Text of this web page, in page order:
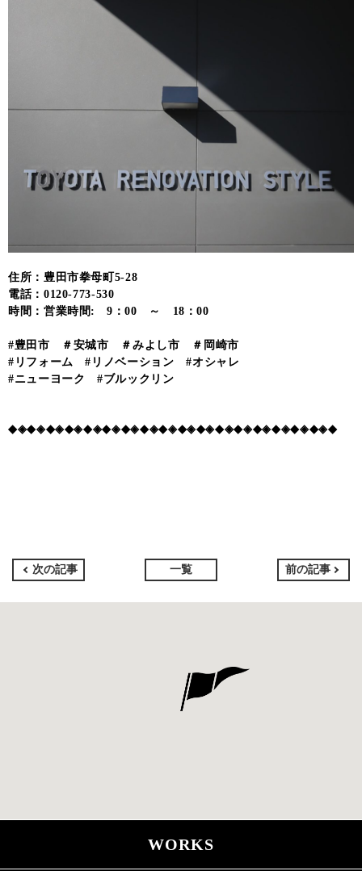
住所：豊田市拳母町5-28
電話：0120-773-530
時間：営業時間: 9：00 ～ 18：00
#豊田市 ＃安城市 ＃みよし市 ＃岡崎市
#リフォーム #リノベーション #オシャレ
#ニューヨーク #ブルックリン
◆◈◆◈◆◈◆◈◆◈◆◈◆◈◆◈◆◈◆◈◆◈◆◈◆◈◆◈◆◈◆◈◆◈◆
次の記事 一覧 前の記事
WORKS